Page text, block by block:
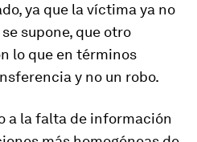
ya que la víctima ya no
supone, que otro
lo que en términos
y no un robo.
a la falta de información